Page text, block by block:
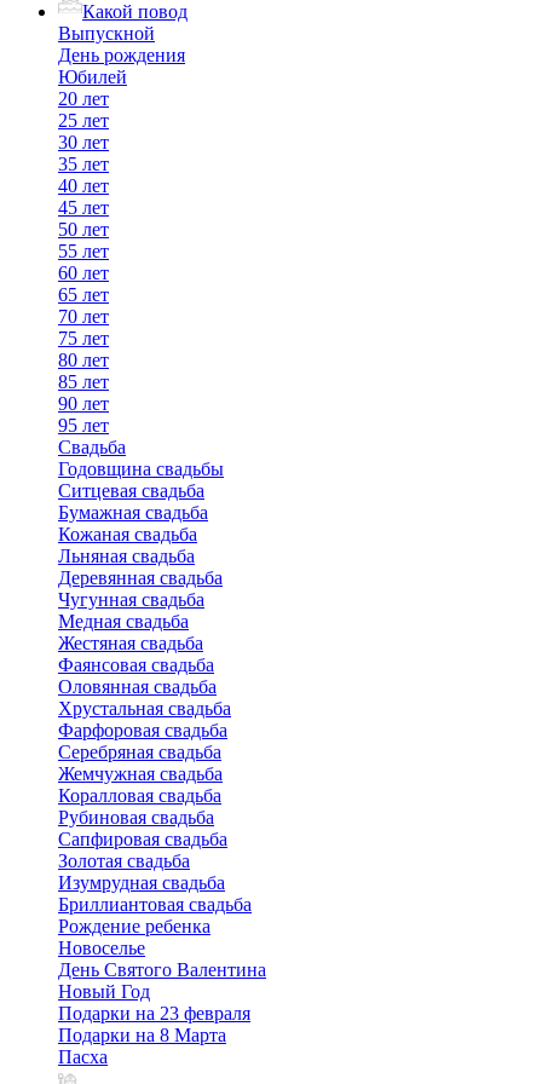
Какой повод
Выпускной
День рождения
Юбилей
20 лет
25 лет
30 лет
35 лет
40 лет
45 лет
50 лет
55 лет
60 лет
65 лет
70 лет
75 лет
80 лет
85 лет
90 лет
95 лет
Свадьба
Годовщина свадьбы
Ситцевая свадьба
Бумажная свадьба
Кожаная свадьба
Льняная свадьба
Деревянная свадьба
Чугунная свадьба
Медная свадьба
Жестяная свадьба
Фаянсовая свадьба
Оловянная свадьба
Хрустальная свадьба
Фарфоровая свадьба
Серебряная свадьба
Жемчужная свадьба
Коралловая свадьба
Рубиновая свадьба
Сапфировая свадьба
Золотая свадьба
Изумрудная свадьба
Бриллиантовая свадьба
Рождение ребенка
Новоселье
День Святого Валентина
Новый Год
Подарки на 23 февраля
Подарки на 8 Марта
Пасха